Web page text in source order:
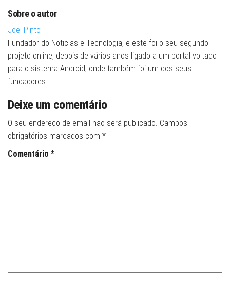
Sobre o autor
Joel Pinto
Fundador do Noticias e Tecnologia, e este foi o seu segundo
projeto online, depois de vários anos ligado a um portal voltado
para o sistema Android, onde também foi um dos seus
fundadores.
Deixe um comentário
O seu endereço de email não será publicado. Campos
obrigatórios marcados com *
Comentário *